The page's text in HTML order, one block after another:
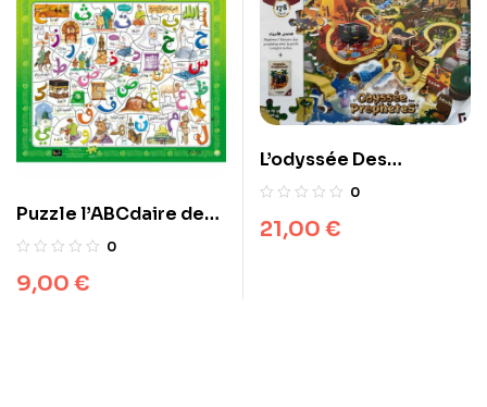
Puzzle l’ABCdaire de
L’islam
0
9,00 €
L’odyssée Des
Prophètes – Puzzle
0
21,00 €